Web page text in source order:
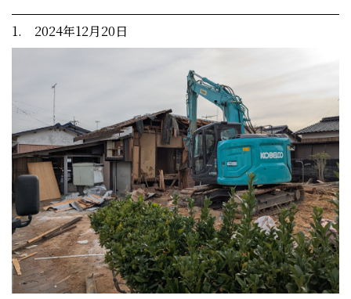
1. 2024年12月20日